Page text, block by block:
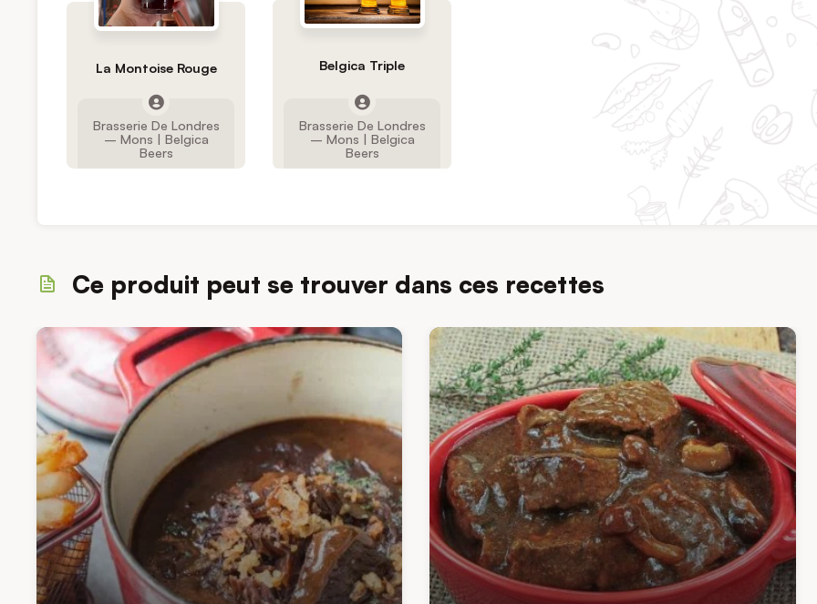
La Montoise Rouge
Brasserie De Londres
– Mons | Belgica
Beers
Belgica Triple
Brasserie De Londres
– Mons | Belgica
Beers
Ce produit peut se trouver dans ces recettes